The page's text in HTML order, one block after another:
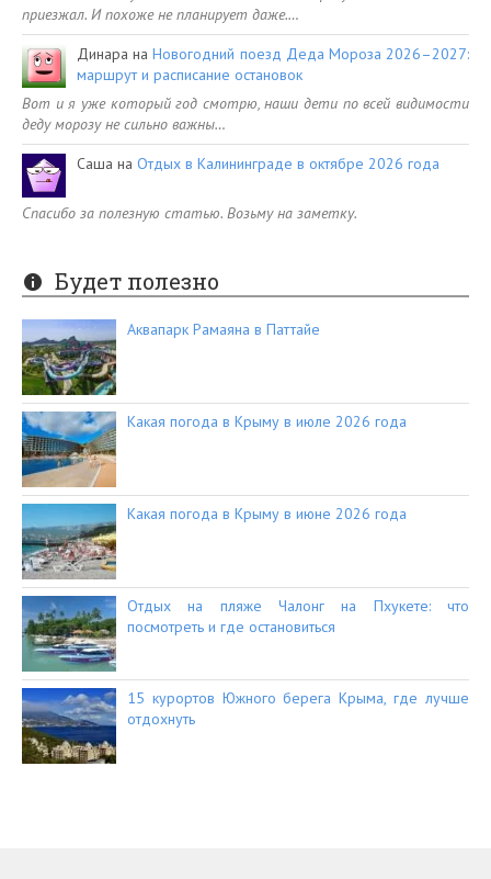
приезжал. И похоже не планирует даже.…
Динара наНовогодний поезд Деда Мороза 2026–2027:
маршрут и расписание остановок
Вот и я уже который год смотрю, наши дети по всей видимости
деду морозу не сильно важны…
Саша на Отдых в Калининграде в октябре 2026 года
Спасибо за полезную статью. Возьму на заметку.
Будет полезно
Аквапарк Рамаяна в Паттайе
Какая погода в Крыму в июле 2026 года
Какая погода в Крыму в июне 2026 года
Отдых на пляже Чалонг на Пхукете: что
посмотреть и где остановиться
15 курортов Южного берега Крыма, где лучше
отдохнуть